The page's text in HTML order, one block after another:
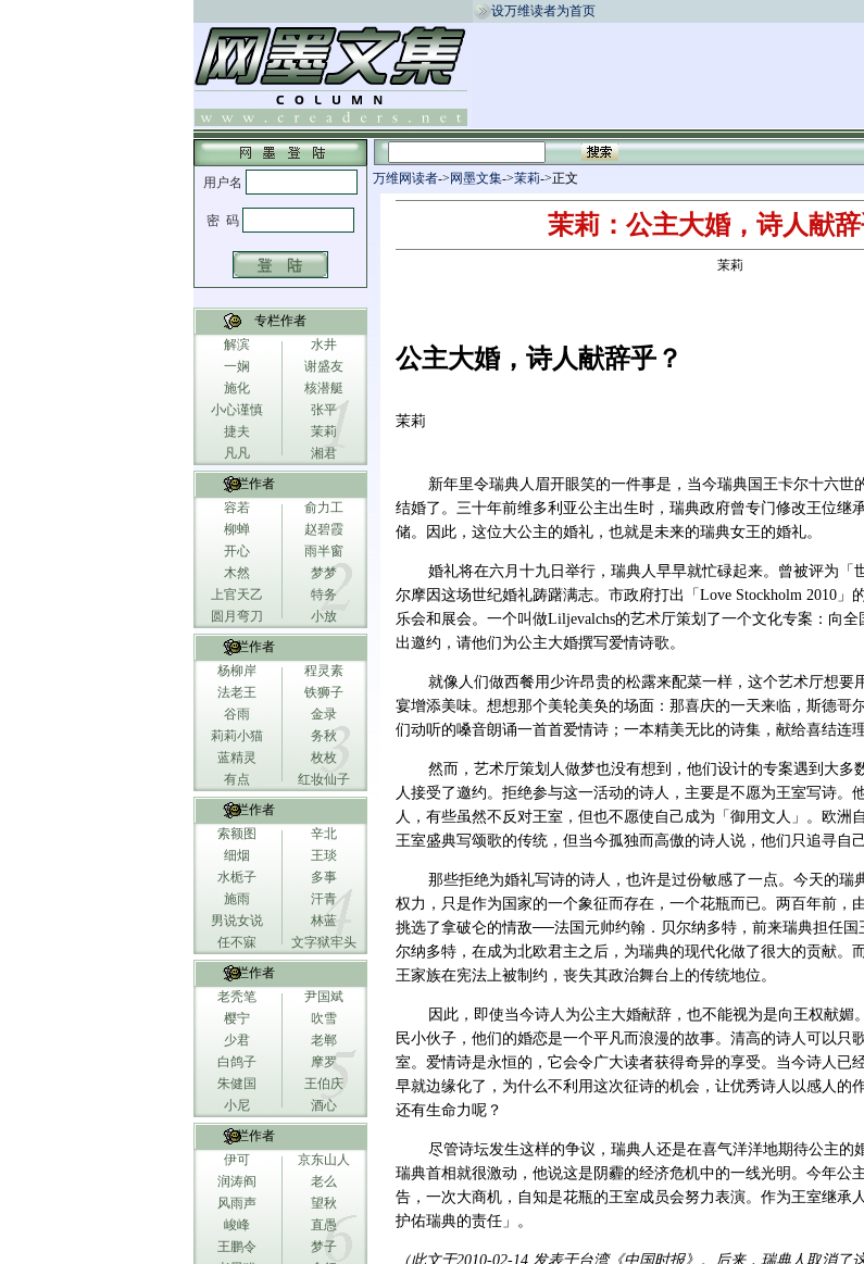
设万维读者为首页
专栏作者
解滨
水井
一娴
谢盛友
施化
核潜艇
小心谨慎
张平
捷夫
茉莉
凡凡
湘君
专栏作者
容若
俞力工
柳蝉
赵碧霞
开心
雨半窗
木然
梦梦
上官天乙
特务
圆月弯刀
小放
专栏作者
杨柳岸
程灵素
法老王
铁狮子
谷雨
金录
莉莉小猫
务秋
蓝精灵
枚枚
有点
红妆仙子
专栏作者
索额图
辛北
细烟
王琰
水栀子
多事
施雨
汗青
男说女说
林蓝
任不寐
文字狱牢头
专栏作者
老秃笔
尹国斌
樱宁
吹雪
少君
老郸
白鸽子
摩罗
朱健国
王伯庆
小尼
酒心
专栏作者
伊可
京东山人
润涛阎
老么
风雨声
望秋
峻峰
直愚
王鹏令
梦子
万维网读者-> 网墨文集->茉莉->正文
茉莉：公主大婚，诗人献辞
茉莉
公主大婚，诗人献辞乎？
茉莉
新年里令瑞典人眉开眼笑的一件事是，当今瑞典国王卡尔十六世
结婚了。三十年前维多利亚公主出生时，瑞典政府曾专门修改王位继
储。因此，这位大公主的婚礼，也就是未来的瑞典女王的婚礼。
婚礼将在六月十九日举行，瑞典人早早就忙碌起来。曾被评为「
尔摩因这场世纪婚礼踌躇满志。市政府打出「Love Stockholm 2010」
乐会和展会。一个叫做Liljevalchs的艺术厅策划了一个文化专案：向
出邀约，请他们为公主大婚撰写爱情诗歌。
就像人们做西餐用少许昂贵的松露来配菜一样，这个艺术厅想要
宴增添美味。想想那个美轮美奂的场面：那喜庆的一天来临，斯德哥
们动听的嗓音朗诵一首首爱情诗；一本精美无比的诗集，献给喜结连
然而，艺术厅策划人做梦也没有想到，他们设计的专案遇到大多
人接受了邀约。拒绝参与这一活动的诗人，主要是不愿为王室写诗。
人，有些虽然不反对王室，但也不愿使自己成为「御用文人」。欧洲
王室盛典写颂歌的传统，但当今孤独而高傲的诗人说，他们只追寻自己
那些拒绝为婚礼写诗的诗人，也许是过份敏感了一点。今天的瑞
权力，只是作为国家的一个象征而存在，一个花瓶而已。两百年前，
挑选了拿破仑的情敌──法国元帅约翰．贝尔纳多特，前来瑞典担任国
尔纳多特，在成为北欧君主之后，为瑞典的现代化做了很大的贡献。
王家族在宪法上被制约，丧失其政治舞台上的传统地位。
因此，即使当今诗人为公主大婚献辞，也不能视为是向王权献媚
民小伙子，他们的婚恋是一个平凡而浪漫的故事。清高的诗人可以只
室。爱情诗是永恒的，它会令广大读者获得奇异的享受。当今诗人已
早就边缘化了，为什么不利用这次征诗的机会，让优秀诗人以感人的
还有生命力呢？
尽管诗坛发生这样的争议，瑞典人还是在喜气洋洋地期待公主的
瑞典首相就很激动，他说这是阴霾的经济危机中的一线光明。今年公
告，一次大商机，自知是花瓶的王室成员会努力表演。作为王室继承
护佑瑞典的责任」。
（此文于2010-02-14 发表于台湾《中国时报》。后来，瑞典人取消了